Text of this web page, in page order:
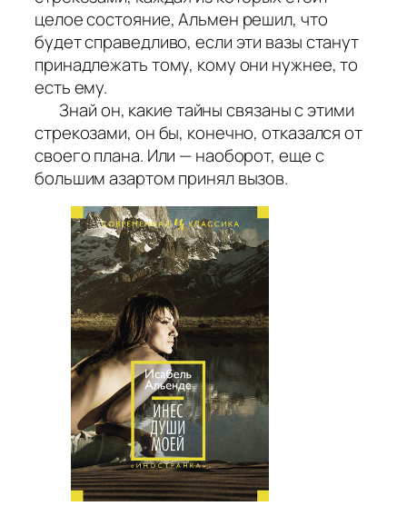
целое состояние, Альмен решил, что
будет справедливо, если эти вазы станут
принадлежать тому, кому они нужнее, то
есть ему.
Знай он, какие тайны связаны с этими
стрекозами, он бы, конечно, отказался от
своего плана. Или — наоборот, еще с
большим азартом принял вызов.